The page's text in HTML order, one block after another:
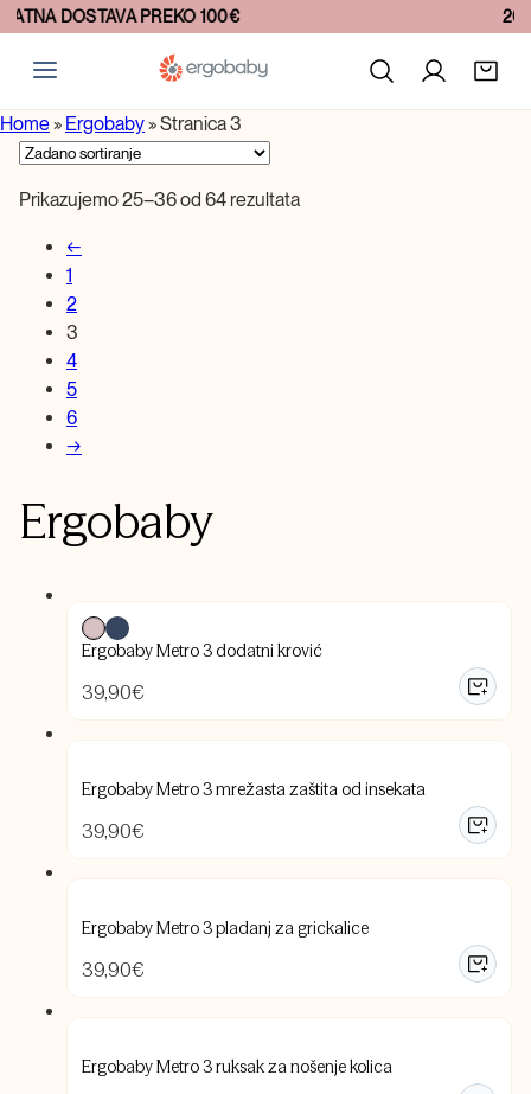
20+ GODINA INOVACIJA
Home» Ergobaby»Stranica 3
Prikazujemo 25–36 od 64 rezultata
←
1
2
3
4
5
6
→
Ergobaby
Ergobaby Metro 3 dodatni krović
39,90€
Ergobaby Metro 3 mrežasta zaštita od insekata
39,90€
Ergobaby Metro 3 pladanj za grickalice
39,90€
Ergobaby Metro 3 ruksak za nošenje kolica